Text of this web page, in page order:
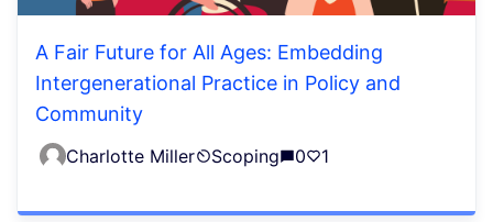
A Fair Future for All Ages: Embedding
Intergenerational Practice in Policy and
Community
Charlotte Miller Scoping 0 1